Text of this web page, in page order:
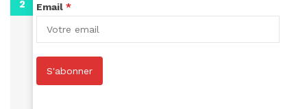
Email *
S'abonner